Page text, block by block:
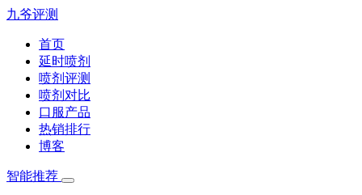
九爷评测
首页
延时喷剂
喷剂评测
喷剂对比
口服产品
热销排行
博客
智能推荐